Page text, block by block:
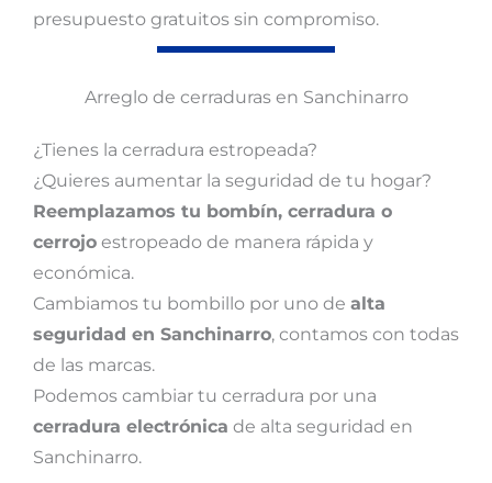
presupuesto gratuitos sin compromiso.
Arreglo de cerraduras en Sanchinarro
¿Tienes la cerradura estropeada?
¿Quieres aumentar la seguridad de tu hogar?
Reemplazamos tu bombín, cerradura o
cerrojo estropeado de manera rápida y
económica.
Cambiamos tu bombillo por uno de alta
seguridad en Sanchinarro, contamos con todas
de las marcas.
Podemos cambiar tu cerradura por una
cerradura electrónica de alta seguridad en
Sanchinarro.